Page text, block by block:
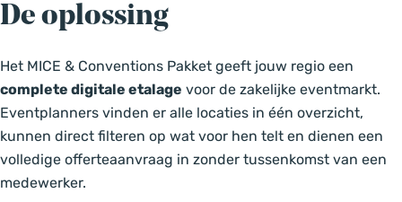
De oplossing
Het MICE & Conventions Pakket geeft jouw regio een
complete digitale etalage voor de zakelijke eventmarkt.
Eventplanners vinden er alle locaties in één overzicht,
kunnen direct filteren op wat voor hen telt en dienen een
volledige offerteaanvraag in zonder tussenkomst van een
medewerker.